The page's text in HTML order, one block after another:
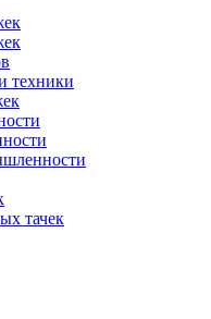
техники
тачек